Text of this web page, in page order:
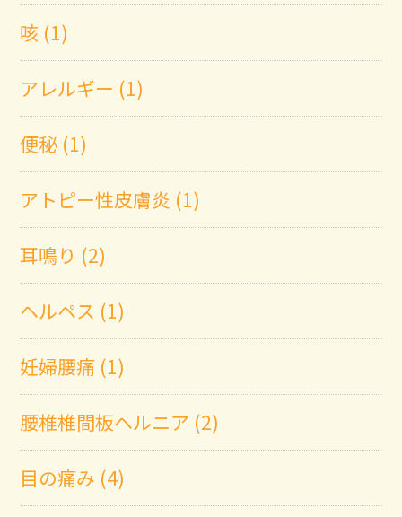
咳 (1)
アレルギー (1)
便秘 (1)
アトピー性皮膚炎 (1)
耳鳴り (2)
ヘルペス (1)
妊婦腰痛 (1)
腰椎椎間板ヘルニア (2)
目の痛み (4)